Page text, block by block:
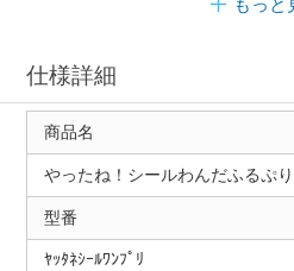
仕様詳細
商品名
やったね！シールわんだふるぷり
型番
ﾔｯﾀﾈｼｰﾙﾜﾝﾌﾟﾘ